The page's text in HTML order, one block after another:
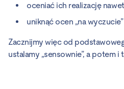
Jak zamienić wnioski w
Lekcja
Najczęstsze błędy
Jak zbudować kulturę
Lekcja
Jak mierzyć
Pytania i odpowiedzi
oceniać ich realizację
uniknąć ocen „na
Zacznijmy więc od
ustalamy „sensownie”, a potem